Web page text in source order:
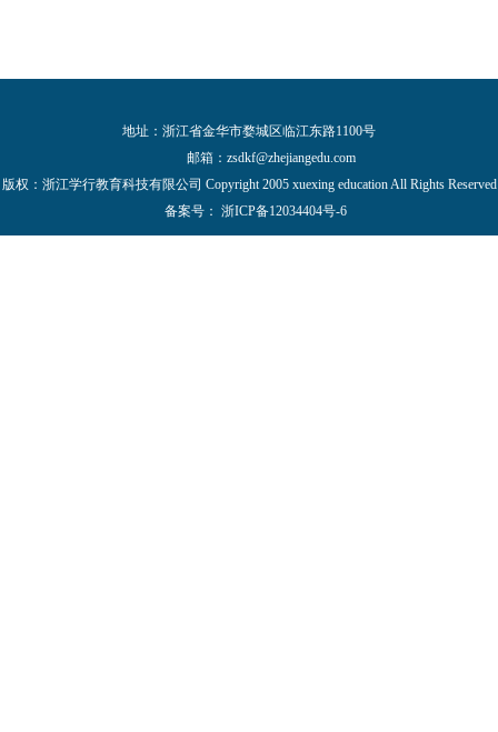
地址：浙江省金华市婺城区临江东路1100号
邮箱： zsdkf@zhejiangedu.com
版权：浙江学行教育科技有限公司 Copyright 2005 xuexing education All Rights Reserved
备案号： 浙ICP备12034404号-6